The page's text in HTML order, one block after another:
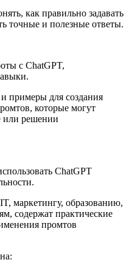
как правильно задавать
точные и полезные ответы.
с ChatGPT,
примеры для создания
которые могут
или решении
ChatGPT
маркетингу, образованию,
содержат практические
промтов